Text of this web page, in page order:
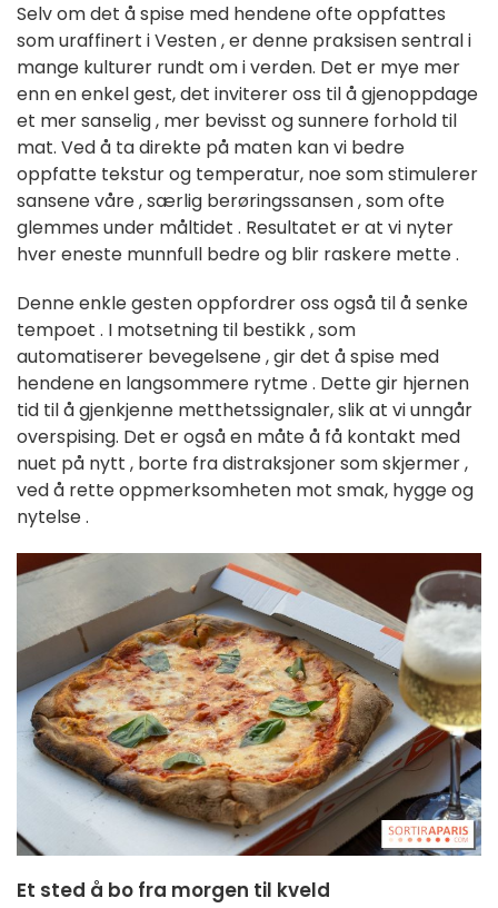
Selvomdet å spise med hendeneofteoppfattes
somuraffinert i Vesten,erdenne praksisensentrali
mange kulturer rundt omiverden. Det er mye mer
enn enenkelgest, det invitereross til ågjenoppdage
et mersanselig, mer bevisst ogsunnere forhold til
mat. Ved å tadirekte på maten kan vi bedre
oppfatte teksturog temperatur, noesomstimulerer
sansenevåre, særlig berøringssansen,somofte
glemmes under måltidet . Resultatet er at vi nyter
hver eneste munnfull bedreog blir raskere mette.
Denneenklegestenoppfordrer oss også tilåsenke
tempoet . I motsetning til bestikk,som
automatiserer bevegelsene,girdet åspise med
hendeneen langsommere rytme. Dettegir hjernen
tid tilågjenkjenne metthetssignaler, slik at vi unngår
overspising. Det er ogsåen måteå få kontakt med
nuet på nytt , borte fradistraksjonersomskjermer,
ved å retteoppmerksomheten mot smak, hyggeog
nytelse.
Et sted å bo fra morgen til kveld